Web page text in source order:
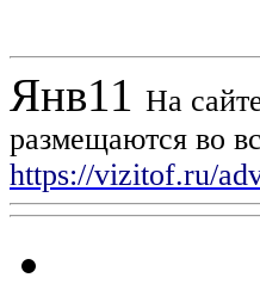
Янв11 На
размещаются во
https://vizitof.ru/